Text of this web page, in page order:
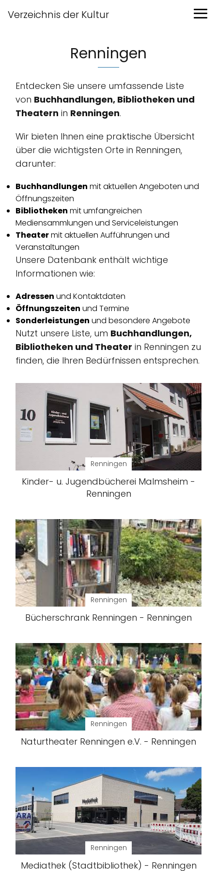
Verzeichnis der Kultur
Renningen
Entdecken Sie unsere umfassende Liste
von Buchhandlungen, Bibliotheken und
Theatern in Renningen.
Wir bieten Ihnen eine praktische Übersicht
über die wichtigsten Orte in Renningen,
darunter:
Buchhandlungen mit aktuellen Angeboten und
Öffnungszeiten
Bibliotheken mit umfangreichen
Mediensammlungen und Serviceleistungen
Theatermit aktuellen Aufführungen und
Veranstaltungen
Unsere Datenbank enthält wichtige
Informationen wie:
Adressen und Kontaktdaten
Öffnungszeiten und Termine
Sonderleistungen und besondere Angebote
Nutzt unsere Liste, um Buchhandlungen,
Bibliotheken und Theater in Renningen zu
finden, die Ihren Bedürfnissen entsprechen.
Renningen
Kinder- u. Jugendbücherei Malmsheim -
Renningen
Renningen
Bücherschrank Renningen - Renningen
Renningen
Naturtheater Renningen e.V. - Renningen
Renningen
Mediathek (Stadtbibliothek) - Renningen